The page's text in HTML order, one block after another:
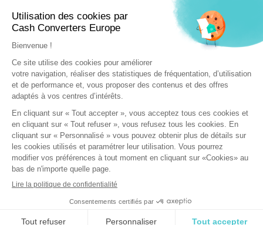
À propos
Recrutement
Trouvez un magasin
Rejoindre l'aventure
DEVENIR FRANCHISÉ
Conditions générales d'utilisation
Protection des données
Mentions légales